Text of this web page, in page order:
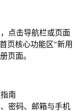
点击导航栏或页面
页核心功能区"新用
页面。
南
密码、邮箱与手机